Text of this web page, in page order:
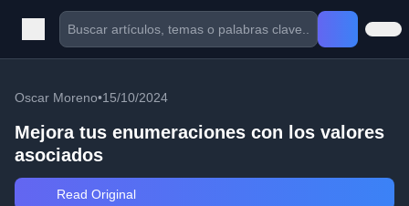
Oscar Moreno•15/10/2024
Mejora tus enumeraciones con los valores
asociados
Read Original